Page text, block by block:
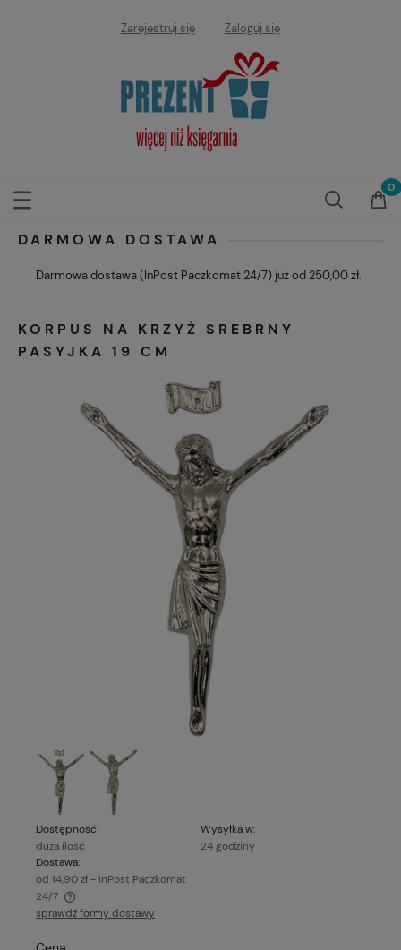
Zarejestruj się Zaloguj się
DARMOWA DOSTAWA
Darmowa dostawa (InPost Paczkomat 24/7) już od 250,00 zł.
KORPUS NA KRZYŻ SREBRNY
PASYJKA 19 CM
Dostępność:
duża ilość
Wysyłka w:
24 godziny
Dostawa:
od 14,90 zł - InPost Paczkomat
24/7
Cena nie zawiera ewentualnych kosztów płatności
sprawdź formy dostawy